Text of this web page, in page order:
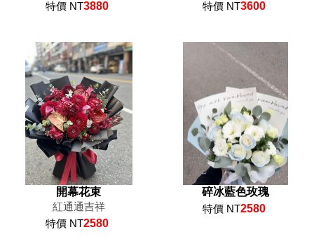
特價 NT3880
特價 NT3600
開幕花束
紅通通吉祥
特價 NT2580
碎冰藍色玫瑰
特價 NT2580